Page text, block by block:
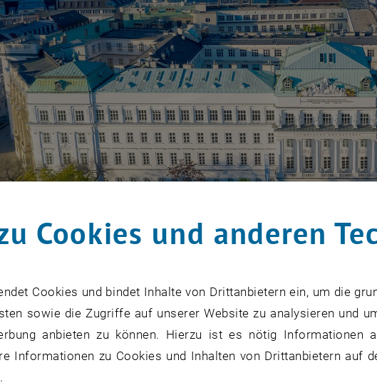
Eine Vielzahl an Benefits und eine wohlwollende und unterstützende
aktuelles Arbeitgeber_innenranking zeigt.
Vielzahl an Benefits und eine wohlwollende und
Cookies und anderen
Cookies und bindet Inhalte von Drittanbietern ein, um die
sowie die Zugriffe auf unserer Website zu analysieren und
anbieten zu können. Hierzu ist es nötig Informationen
Informationen zu Cookies und Inhalten von Drittanbietern auf
.